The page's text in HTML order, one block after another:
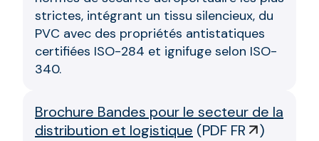
strictes, intégrant un tissu silencieux, du
PVC avec des propriétés antistatiques
certifiées ISO-284 et ignifuge selon ISO-
340.
Brochure Bandes pour le secteur de la
distribution et logistique (PDF FR )